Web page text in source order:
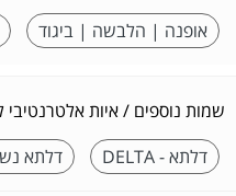
אופנה | הלבשה | ביגוד
שמות נוספים / איות
דלתא - DELTA
דלתא